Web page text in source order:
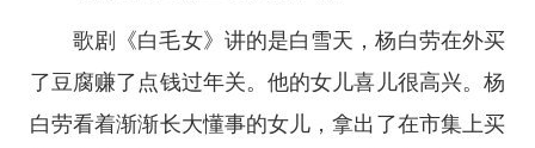
歌剧《白毛女》讲的是白雪天，杨白劳在外买
了豆腐赚了点钱过年关。他的女儿喜儿很高兴。杨
白劳看着渐渐长大懂事的女儿，拿出了在市集上买